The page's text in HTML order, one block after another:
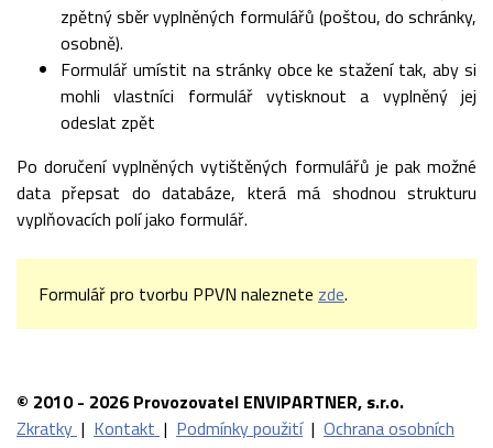
zpětný sběr vyplněných formulářů (poštou, do schránky,
osobně).
Formulář umístit na stránky obce ke stažení tak, aby si
mohli vlastníci formulář vytisknout a vyplněný jej
odeslat zpět
Po doručení vyplněných vytištěných formulářů je pak možné
data přepsat do databáze, která má shodnou strukturu
vyplňovacích polí jako formulář.
Formulář pro tvorbu PPVN naleznete zde.
© 2010 - 2026 Provozovatel ENVIPARTNER, s.r.o.
Zkratky | Kontakt | Podmínky použití | Ochrana osobních